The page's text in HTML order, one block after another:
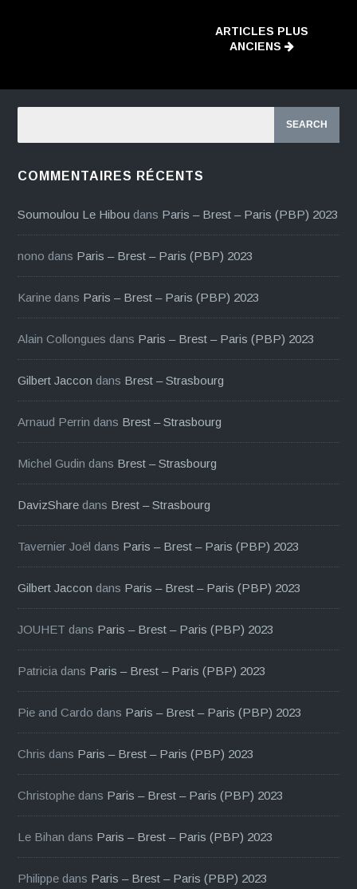
ARTICLES PLUS
ANCIENS
COMMENTAIRES RÉCENTS
Soumoulou Le Hibou dans Paris – Brest – Paris (PBP) 2023
nono dans Paris – Brest – Paris (PBP) 2023
Karine dans Paris – Brest – Paris (PBP) 2023
Alain Collongues dans Paris – Brest – Paris (PBP) 2023
Gilbert Jaccon dans Brest – Strasbourg
Arnaud Perrin dans Brest – Strasbourg
Michel Gudin dans Brest – Strasbourg
DavizShare dans Brest – Strasbourg
Tavernier Joël dans Paris – Brest – Paris (PBP) 2023
Gilbert Jaccon dans Paris – Brest – Paris (PBP) 2023
JOUHET dans Paris – Brest – Paris (PBP) 2023
Patricia dans Paris – Brest – Paris (PBP) 2023
Pie and Cardo dans Paris – Brest – Paris (PBP) 2023
Chris dans Paris – Brest – Paris (PBP) 2023
Christophe dans Paris – Brest – Paris (PBP) 2023
Le Bihan dans Paris – Brest – Paris (PBP) 2023
Philippe dans Paris – Brest – Paris (PBP) 2023